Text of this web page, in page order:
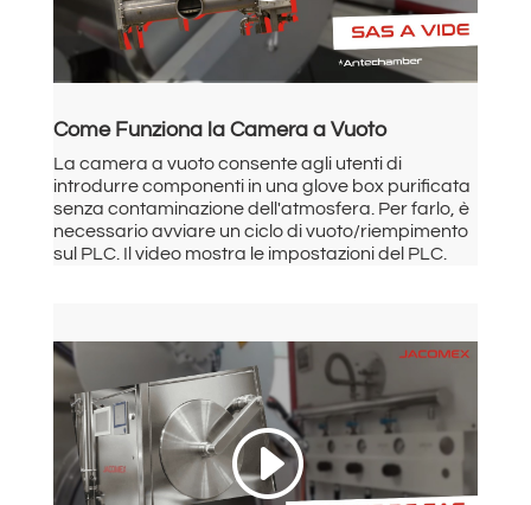
Come Funziona la Camera a Vuoto
La camera a vuoto consente agli utenti di
introdurre componenti in una glove box purificata
senza contaminazione dell'atmosfera. Per farlo, è
necessario avviare un ciclo di vuoto/riempimento
sul PLC. Il video mostra le impostazioni del PLC.